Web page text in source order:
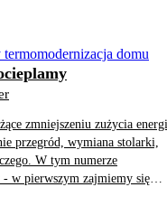
domu
zmniejszeniu zużycia
przegród, wymiana stolarki,
W tym numerze
w pierwszym zajmiemy się